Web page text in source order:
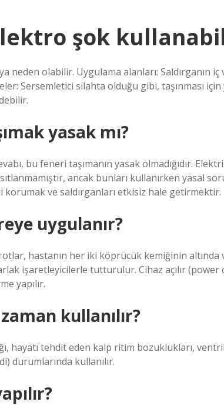
şok
neden olabilir. Uygulama alanları: Saldırganın iç
Sersemletici silahta olduğu gibi, taşınması
yasak mı?
bu feneri taşımanın yasak olmadığıdır.
ancak bunları kullanırken yasal
korumak ve saldırganları etkisiz hale getirmektir.
uygulanır?
hastanın her iki köprücük kemiğinin
işaretleyicilerle tutturulur. Cihaz açılır (power
yapılır.
kullanılır?
hayatı tehdit eden kalp ritim bozuklukları,
durumlarında kullanılır.